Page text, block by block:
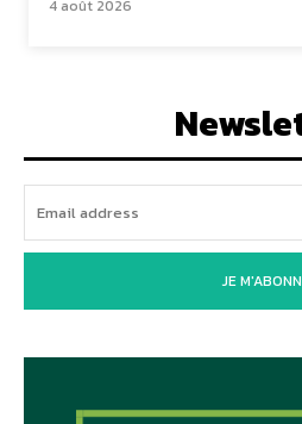
4 août 2026
JE